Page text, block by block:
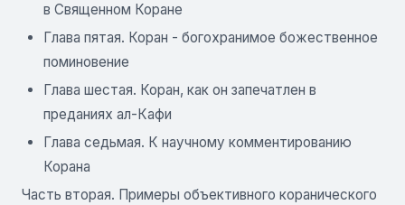
в Священном Коране
Глава пятая. Коран - богохранимое божественное
поминовение
Глава шестая. Коран, как он запечатлен в
преданиях ал-Кафи
Глава седьмая. К научному комментированию
Корана
Часть вторая. Примеры объективного коранического